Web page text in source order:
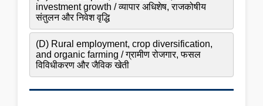
investment growth / व्यापार अधिशेष, राजकोषीय
संतुलन और निवेश वृद्धि
(D) Rural employment, crop diversification,
and organic farming / ग्रामीण रोजगार, फसल
विविधीकरण और जैविक खेती